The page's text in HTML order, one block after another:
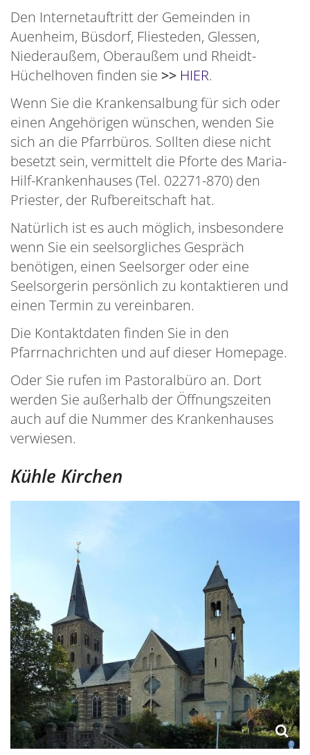
Den Internetauftritt der Gemeinden in
Auenheim, Büsdorf, Fliesteden, Glessen,
Niederaußem, Oberaußem und Rheidt-
Hüchelhoven finden sie >> HIER.
Wenn Sie die Krankensalbung für sich oder
einen Angehörigen wünschen, wenden Sie
sich an die Pfarrbüros. Sollten diese nicht
besetzt sein, vermittelt die Pforte des Maria-
Hilf-Krankenhauses (Tel. 02271-870) den
Priester, der Rufbereitschaft hat.
Natürlich ist es auch möglich, insbesondere
wenn Sie ein seelsorgliches Gespräch
benötigen, einen Seelsorger oder eine
Seelsorgerin persönlich zu kontaktieren und
einen Termin zu vereinbaren.
Die Kontaktdaten finden Sie in den
Pfarrnachrichten und auf dieser Homepage.
Oder Sie rufen im Pastoralbüro an. Dort
werden Sie außerhalb der Öffnungszeiten
auch auf die Nummer des Krankenhauses
verwiesen.
Kühle Kirchen